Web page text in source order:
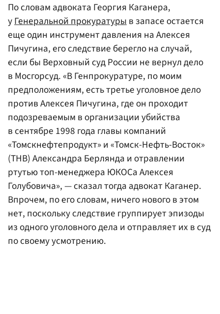
По словам адвоката Георгия Каганера,
уГенеральной прокуратурыв запасе остается
еще один инструмент давления на Алексея
Пичугина, его следствие берегло на случай,
если бы Верховный суд России не вернул дело
в Мосгорсуд. «В Генпрокуратуре, по моим
предположениям, есть третье уголовное дело
против Алексея Пичугина, где он проходит
подозреваемым в организации убийства
в сентябре 1998 года главы компаний
«Томскнефтепродукт» и «Томск-Нефть-Восток»
(ТНВ) Александра Берлянда и отравлении
ртутью топ-менеджера ЮКОСа Алексея
Голубовича», — сказал тогда адвокат Каганер.
Впрочем, по его словам, ничего нового в этом
нет, поскольку следствие группирует эпизоды
из одного уголовного дела и отправляет их в суд
по своему усмотрению.